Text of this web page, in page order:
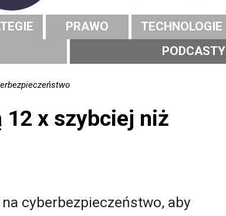
PRAWO TECHNOLOGIE
PODCASTY
x szybciej niż
cyberbezpieczeństwo, aby